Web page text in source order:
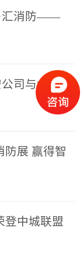
汇消防——
海消防展圆
司与金科
作协议
防展 赢得智
登中城联盟
平台